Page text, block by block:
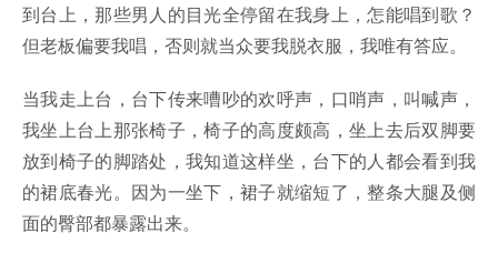
到台上，那些男人的目光全停留在我身上，怎能唱到歌？
但老板偏要我唱，否则就当众要我脱衣服，我唯有答应。
当我走上台，台下传来嘈吵的欢呼声，口哨声，叫喊声，
我坐上台上那张椅子，椅子的高度颇高，坐上去后双脚要
放到椅子的脚踏处，我知道这样坐，台下的人都会看到我
的裙底春光。因为一坐下，裙子就缩短了，整条大腿及侧
面的臀部都暴露出来。